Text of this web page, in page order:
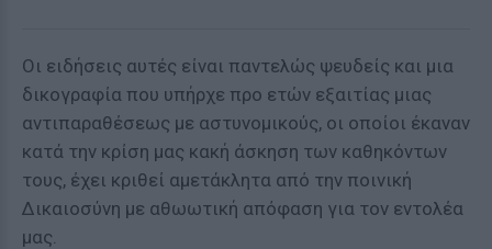
Οι ειδήσεις αυτές είναι παντελώς ψευδείς και μια
δικογραφία που υπήρχε προ ετών εξαιτίας μιας
αντιπαραθέσεως με αστυνομικούς, οι οποίοι έκαναν
κατά την κρίση μας κακή άσκηση των καθηκόντων
τους, έχει κριθεί αμετάκλητα από την ποινική
Δικαιοσύνη με αθωωτική απόφαση για τον εντολέα
μας.